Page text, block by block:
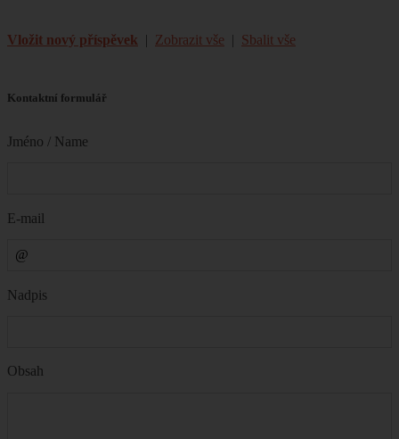
Vložit nový příspěvek | Zobrazit vše | Sbalit vše
Kontaktní formulář
Jméno / Name
E-mail
Nadpis
Obsah